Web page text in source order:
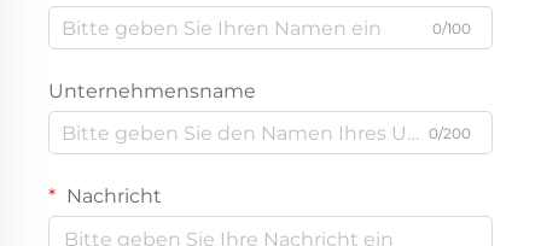
0/100
Unternehmensname
0/200
Nachricht